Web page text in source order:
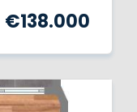
€138.000